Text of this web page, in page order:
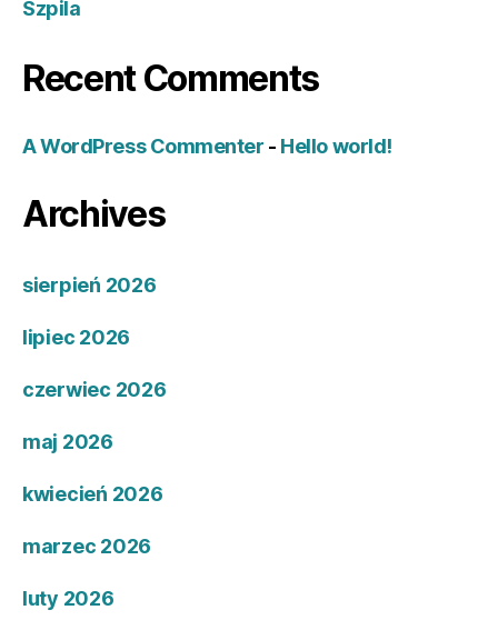
Szpila
Recent Comments
A WordPress Commenter - Hello world!
Archives
sierpień 2026
lipiec 2026
czerwiec 2026
maj 2026
kwiecień 2026
marzec 2026
luty 2026